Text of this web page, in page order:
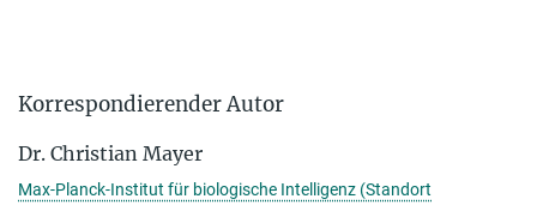
Korrespondierender Autor
Dr. Christian Mayer
Max-Planck-Institut für biologische Intelligenz (Standort